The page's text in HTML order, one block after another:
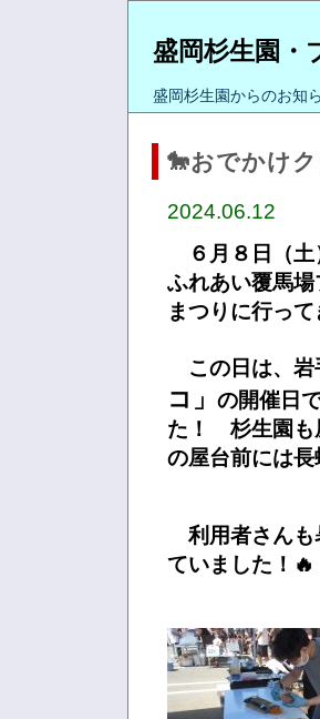
盛岡杉生園・
盛岡杉生園からのお知
🐎おでかけ
2024.06.12
６月８日（
ふれあい覆馬
まつりに行って
この日は、岩
コ」の開催日
た！ 杉生園も
の屋台前には
利用者さんも
ていました！🔥